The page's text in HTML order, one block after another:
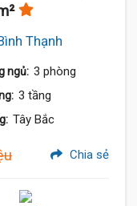
Thạnh
ngủ: 3 phòng
3 tầng
Tây Bắc
Chia sẻ